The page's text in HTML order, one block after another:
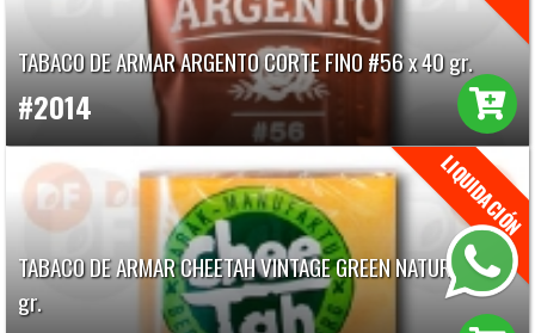
TABACO DE ARMAR ARGENTO CORTE FINO #56 x 40 gr.
#2014
TABACO DE ARMAR CHEETAH VINTAGE GREEN NATURAL x 30
gr.